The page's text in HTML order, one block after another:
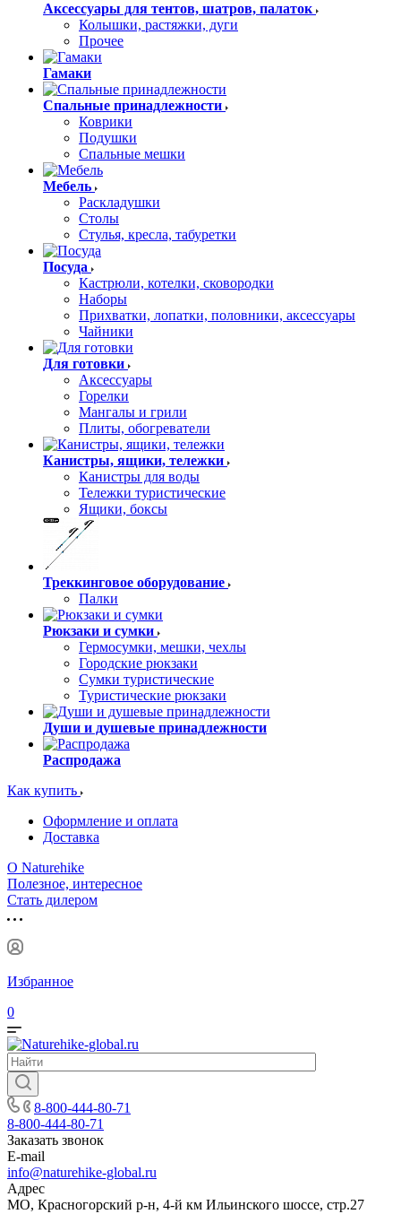
Аксессуары для тентов, шатров, палаток
Колышки, растяжки, дуги
Прочее
Гамаки
Спальные принадлежности
Коврики
Подушки
Спальные мешки
Мебель
Раскладушки
Столы
Стулья, кресла, табуретки
Посуда
Кастрюли, котелки, сковородки
Наборы
Прихватки, лопатки, половники, аксессуары
Чайники
Для готовки
Аксессуары
Горелки
Мангалы и грили
Плиты, обогреватели
Канистры, ящики, тележки
Канистры для воды
Тележки туристические
Ящики, боксы
Треккинговое оборудование
Палки
Рюкзаки и сумки
Гермосумки, мешки, чехлы
Городские рюкзаки
Сумки туристические
Туристические рюкзаки
Души и душевые принадлежности
Распродажа
Как купить
Оформление и оплата
Доставка
О Naturehike
Полезное, интересное
Стать дилером
Избранное
0
8-800-444-80-71
8-800-444-80-71
Заказать звонок
E-mail
info@naturehike-global.ru
Адрес
МО, Красногорский р-н, 4-й км Ильинского шоссе, стр.27